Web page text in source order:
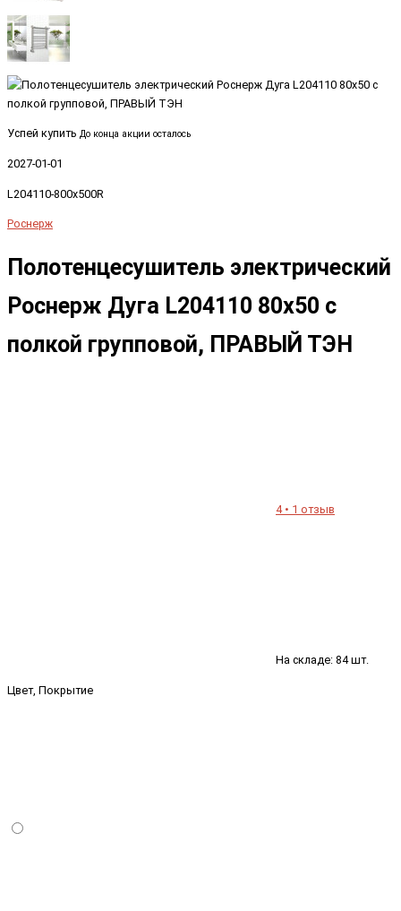
Успей купить До конца акции осталось
2027-01-01
L204110-800x500R
Роснерж
Полотенцесушитель электрический
Роснерж Дуга L204110 80x50 с
полкой групповой, ПРАВЫЙ ТЭН
4 • 1 отзыв
На складе: 84 шт.
Цвет, Покрытие